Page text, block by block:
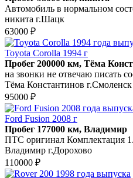
Автомобиль в нормальном
никита г.Шацк
63000 ₽
Toyota Corolla 1994 г
Пробег 200000 км, Тёма
на звонки не отвечаю писать
Тёма Константинов г.Смоленск
95000 ₽
Ford Fusion 2008 г
Пробег 177000 км, Владимир
ПТС оригинал Комплектация
Владимир г.Дорохово
110000 ₽